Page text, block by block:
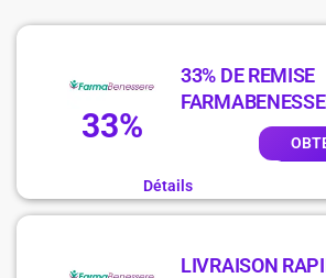
33%
33% DE REMISE
Détails
LIVRAISON